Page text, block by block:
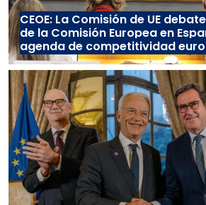
CEOE: La Comisión de UE
de la Comisión Europea en
agenda de competitividad